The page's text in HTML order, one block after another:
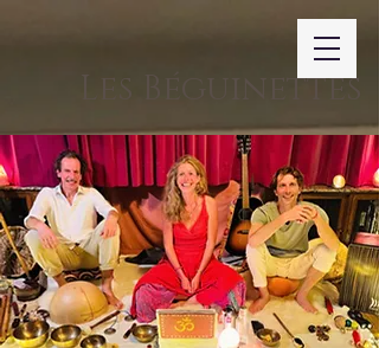
Les Béguinettes